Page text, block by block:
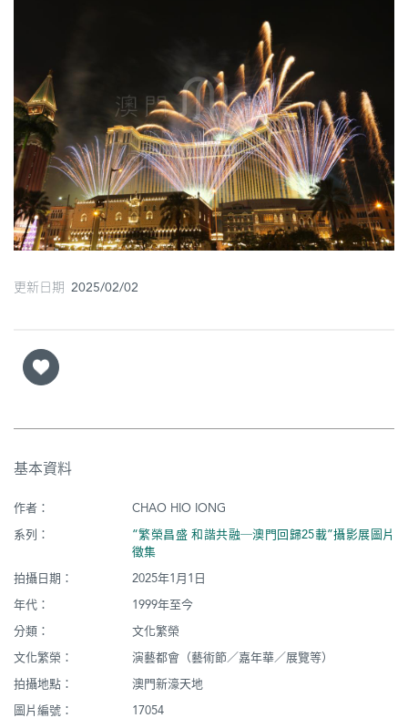
媽
寺
廟
巴
更新日期 2025/02/02
基本資料
作者：
CHAO HIO IONG
系列：
“繁榮昌盛 和諧共融─澳門回歸25載”攝影展圖片
徵集
拍攝日期：
2025年1月1日
年代：
1999年至今
分類：
文化繁榮
文化繁榮：
演藝都會（藝術節／嘉年華／展覽等）
拍攝地點：
澳門新濠天地
圖片編號：
17054